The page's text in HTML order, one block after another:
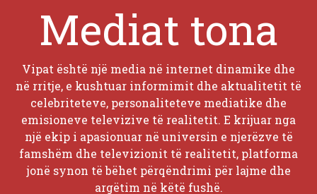
Mediat tona
Vipat është një media në internet dinamike dhe
në rritje, e kushtuar informimit dhe aktualitetit të
celebriteteve, personaliteteve mediatike dhe
emisioneve televizive të realitetit. E krijuar nga
një ekip i apasionuar në universin e njerëzve të
famshëm dhe televizionit të realitetit, platforma
jonë synon të bëhet përqëndrimi për lajme dhe
argëtim në këtë fushë.